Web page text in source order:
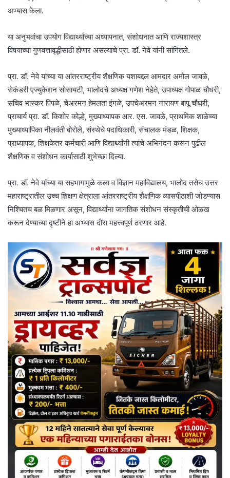
अभ्यास केला.
या अनुभवांचा उपयोग विद्यार्थ्यांच्या अध्यापनात, संशोधनात आणि राज्यशास्त्र
विषयाच्या गुणवत्तावृद्धीसाठी होणार असल्याचे प्रा. डॉ. नेवे यांनी सांगितले.
प्रा. डॉ. नेवे यांच्या या आंतरराष्ट्रीय शैक्षणिक यशाबद्दल आमदार अमोल जावळे,
सेकंडरी एज्युकेशन सोसायटी, भालोदचे अध्यक्ष गणेश नेहेते, उपाध्यक्ष गोपाळ चौधरी,
सचिव भास्कर पिंपळे, चेअरमन हेमलता इंगळे, उपचेअरमन नारायण बापू चौधरी,
प्राचार्य प्रा. डॉ. किशोर कोल्हे, मुख्याध्यापक आर. एस. जावळे, प्राथमिक शाळेच्या
मुख्याध्यापिका नीलवंती बोरोले, संस्थेचे पदाधिकारी, संचालक मंडळ, शिक्षक,
प्राध्यापक, शिक्षकेतर कर्मचारी आणि विद्यार्थ्यांनी त्यांचे अभिनंदन करून पुढील
शैक्षणिक व संशोधन कार्यासाठी शुभेच्छा दिल्या.
प्रा. डॉ. नेवे यांच्या या सहभागामुळे कला व विज्ञान महाविद्यालय, भालोद तसेच उत्तर
महाराष्ट्रातील उच्च शिक्षण क्षेत्राला आंतरराष्ट्रीय शैक्षणिक व्यासपीठाशी जोडण्यास
निश्चितच बळ मिळणार असून, विद्यार्थ्यांना जागतिक संशोधन संस्कृतीची ओळख
करून देण्याच्या दृष्टीने हा अभ्यास दौरा महत्त्वपूर्ण ठरणार आहे.